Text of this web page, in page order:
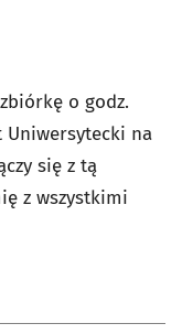
o godz.
Uniwersytecki na
się z tą
z wszystkimi